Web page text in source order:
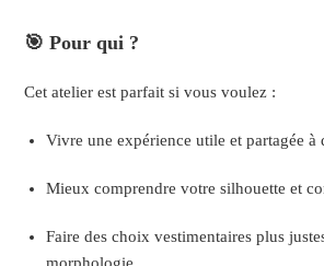
🎯 Pour qui ?
Cet atelier est parfait si vous voulez :
Vivre une expérience utile et partagée à
Mieux comprendre votre silhouette et
Faire des choix vestimentaires plus